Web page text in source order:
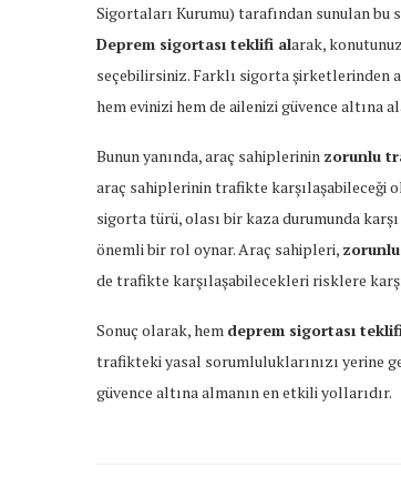
Sigortaları Kurumu) tarafından sunulan bu
Deprem sigortası teklifi alarak,
seçebilirsiniz. Farklı sigorta şirketlerinden
hem evinizi hem de ailenizi güvence altına
Bunun yanında, araç sahiplerinin zorunlu
araç sahiplerinin trafikte karşılaşabileceği
sigorta türü, olası bir kaza durumunda
önemli bir rol oynar. Araç sahipleri,
de trafikte karşılaşabilecekleri risklere
Sonuç olarak, hem deprem sigortası
trafikteki yasal sorumluluklarınızı yerine
güvence altına almanın en etkili yollarıdır.